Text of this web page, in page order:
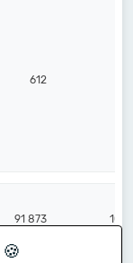
612
91 873 106
🍪